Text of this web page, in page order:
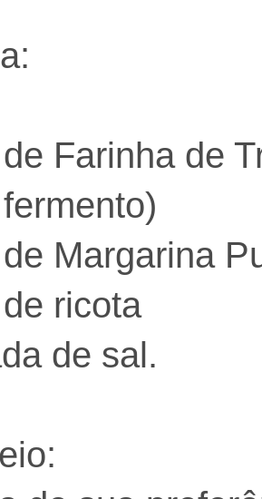
Farinha de
Margarina
ricota
de sal.